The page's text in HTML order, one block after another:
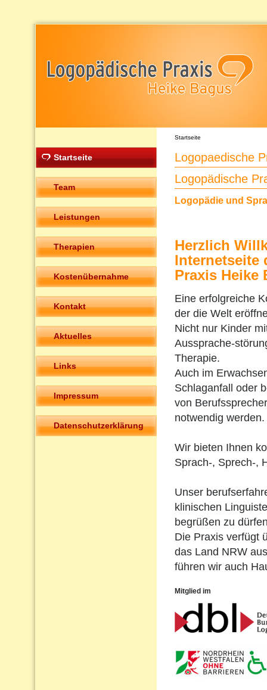
Startseite
Team
Leistungen
Therapien
Kostenübernahme
Kontakt
Aktuelles
Links
Impressum
Datenschutzerklärung
Startseite
Logopaedische
Logopädische
Logopädie und
Herzlich
Internetseite
Praxis Heike
Eine erfolgreiche
der die Welt
Nicht nur Kinder
Aussprache-
Therapie.
Auch im
Schlaganfall oder
von
notwendig werden.
Wir bieten Ihnen
Sprach-, Sprech-,
Unser
klinischen
begrüßen zu
Die Praxis verfügt
das Land NRW
führen wir auch
Mitglied im